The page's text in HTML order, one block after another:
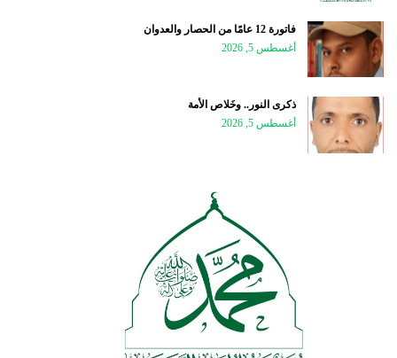
فاتورة 12 عامًا من الحصار والعدوان
أغسطس 5, 2026
ذكرى النور.. وخَلاص الأمة
أغسطس 5, 2026